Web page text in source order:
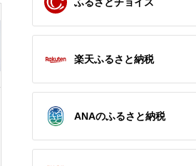
【ふるさと納税】「ホ
テル竹園芦屋」ご宿泊
分 (1000円×20枚)
料亭金城樓のお食事券
(ペア）
楽天ふるさと納税
ANAのふるさと納税